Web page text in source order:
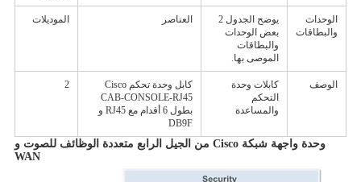
الوحدات
والبطاقات
يوضح الجدول 2
بعض الوحدات
والبطاقات
الموصى بها.
العناصر الموديلات
الوصف
كابلات وحدة
التحكم
والمساعدة
كابل وحدة تحكم Cisco
CAB-CONSOLE-RJ45
بطول 6 أقدام مع RJ45 و
DB9F
2
وحدة واجهة شبكة Cisco من الجيل الرابع متعددة الوظائف للصوت و
WAN